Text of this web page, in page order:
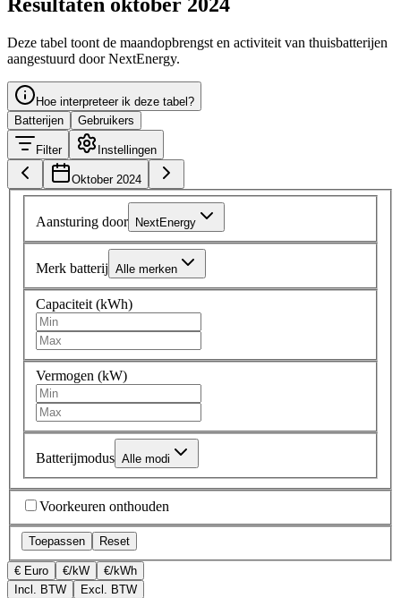
Deze tabel toont de maandopbrengst en activiteit van thuisbatterijen
aangestuurd door NextEnergy.
Hoe interpreteer ik deze tabel?
Batterijen
Gebruikers
Filter Instellingen
Oktober 2024
Aansturing door NextEnergy
Merk batterij Alle merken
Capaciteit (kWh)
Vermogen (kW)
Batterijmodus Alle modi
Voorkeuren onthouden
Toepassen Reset
€ Euro €/kW
€/kWh
Incl. BTW
Excl. BTW